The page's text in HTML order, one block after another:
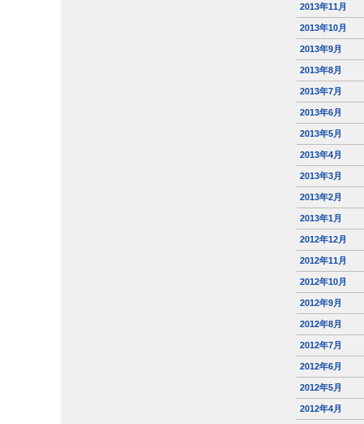
2013年11月
2013年10月
2013年9月
2013年8月
2013年7月
2013年6月
2013年5月
2013年4月
2013年3月
2013年2月
2013年1月
2012年12月
2012年11月
2012年10月
2012年9月
2012年8月
2012年7月
2012年6月
2012年5月
2012年4月